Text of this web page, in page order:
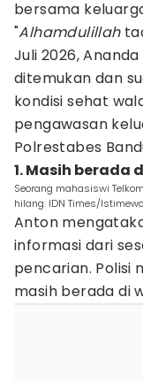
bersama
"Alhamdulillah
Juli 2026,
ditemukan dan
kondisi sehat
pengawasan
Polrestabes
1. Masih berada
Seorang mahasiswi
hilang. IDN Times/Istimewa
Anton
informasi dari
pencarian. Polisi
masih berada di